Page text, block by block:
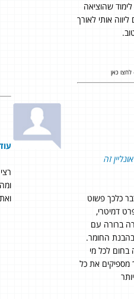
לימוד שהוציאה
אותי לאורך
כאן
זה
כלכך פשוט
דמיטרי,
ברורה עם
החומר.
בחום לכל מי
את כל